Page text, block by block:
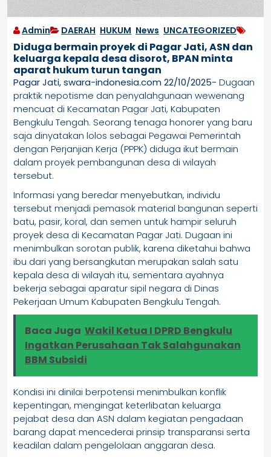
Admin DAERAH HUKUM News UNCATEGORIZED
Diduga bermain proyek di Pagar Jati, ASN dan
keluarga kepala desa disorot, BPAN minta
aparat hukum turun tangan
Pagar Jati, swara-indonesia.com 22/10/2025- Dugaan
praktik nepotisme dan penyalahgunaan wewenang
mencuat di Kecamatan Pagar Jati, Kabupaten
Bengkulu Tengah. Seorang tenaga honorer yang baru
saja dinyatakan lolos sebagai Pegawai Pemerintah
dengan Perjanjian Kerja (PPPK) diduga ikut bermain
dalam proyek pembangunan desa di wilayah
tersebut.
Informasi yang beredar menyebutkan, individu
tersebut menjadi pemasok material bangunan seperti
batu, pasir, koral, dan semen untuk hampir seluruh
proyek desa di Kecamatan Pagar Jati. Dugaan ini
menimbulkan sorotan publik, karena diketahui bahwa
ibu dari yang bersangkutan merupakan salah satu
kepala desa di wilayah itu, sementara ayahnya
bekerja sebagai aparatur sipil negara di Dinas
Pekerjaan Umum Kabupaten Bengkulu Tengah.
Baca Juga Wakil Ketua I DPRD Bengkulu
Ingatkan Perusahaan Tak Salahgunakan
BBM Subsidi
Kondisi ini dinilai berpotensi menimbulkan konflik
kepentingan, mengingat keterlibatan keluarga
pejabat desa dan ASN dalam kegiatan pengadaan
barang dapat mencederai prinsip transparansi serta
keadilan dalam pengelolaan anggaran desa.